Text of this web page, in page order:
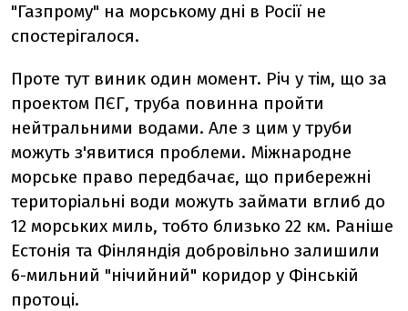
"Газпрому" на морському дні в Росії не
спостерігалося.
Проте тут виник один момент. Річ у тім, що за
проектом ПЄГ, труба повинна пройти
нейтральними водами. Але з цим у труби
можуть з'явитися проблеми. Міжнародне
морське право передбачає, що прибережні
територіальні води можуть займати вглиб до
12 морських миль, тобто близько 22 км. Раніше
Естонія та Фінляндія добровільно залишили
6-мильний "нічийний" коридор у Фінській
протоці.